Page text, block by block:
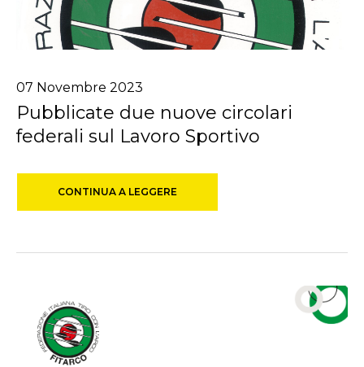
07 Novembre 2023
Pubblicate due nuove circolari
federali sul Lavoro Sportivo
CONTINUA A LEGGERE